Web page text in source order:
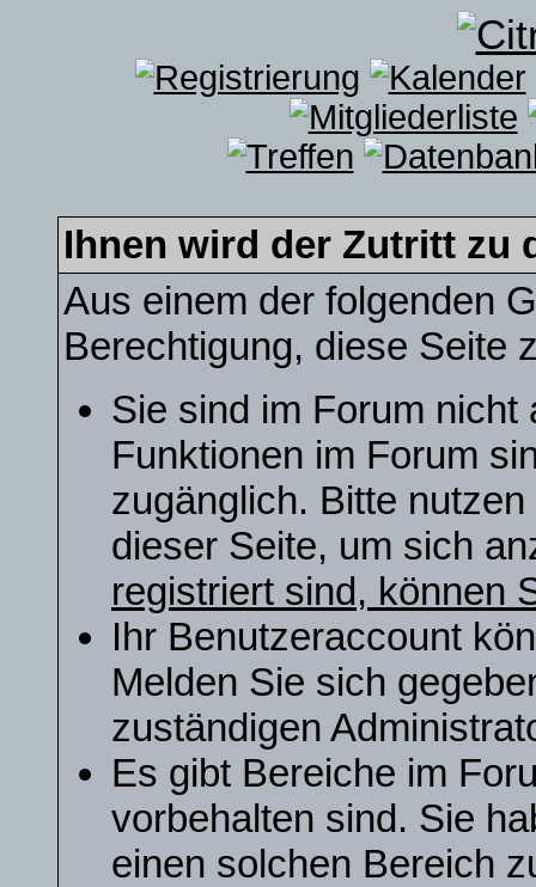
Ihnen wird der Zutritt zu
Aus einem der folgenden
Berechtigung, diese Seite
Sie sind im Forum nicht
Funktionen im Forum
zugänglich. Bitte
dieser Seite, um sich
registriert sind, können
Ihr Benutzeraccount
Melden Sie sich
zuständigen
Es gibt Bereiche im
vorbehalten sind. Sie
einen solchen Bereich